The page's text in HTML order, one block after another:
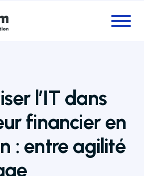
l’IT dans
financier en
: entre agilité